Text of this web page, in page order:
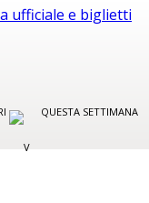
QUESTA SETTIMANA